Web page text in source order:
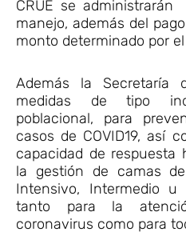
CRUE se
manejo, además del
monto determinado por
Además la Secretaría
medidas de tipo
poblacional, para
casos de COVID19, así
capacidad de respuesta
la gestión de camas
Intensivo, Intermedio u
tanto para la
coronavirus como para